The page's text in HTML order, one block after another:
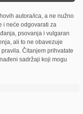
autora/ica, a ne nužno
i neće odgovarati za
psovanja i vulgaran
ali to ne obavezuje
Čitanjem prihvatate
sadržaji koji mogu